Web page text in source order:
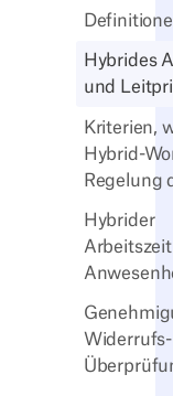
Hybrides
und
Kriterien,
Hybrid-
Regelung
Hybrider